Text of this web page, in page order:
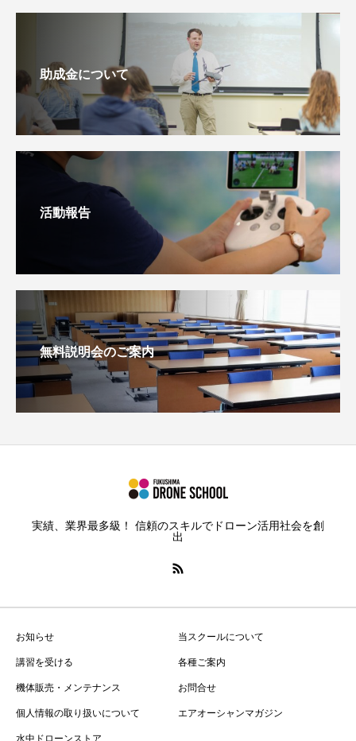
助成金について
活動報告
無料説明会のご案内
実績、業界最多級！ 信頼のスキルでドローン活用社会を創
出
お知らせ
当スクールについて
講習を受ける
各種ご案内
機体販売・メンテナンス
お問合せ
個人情報の取り扱いについて
エアオーシャンマガジン